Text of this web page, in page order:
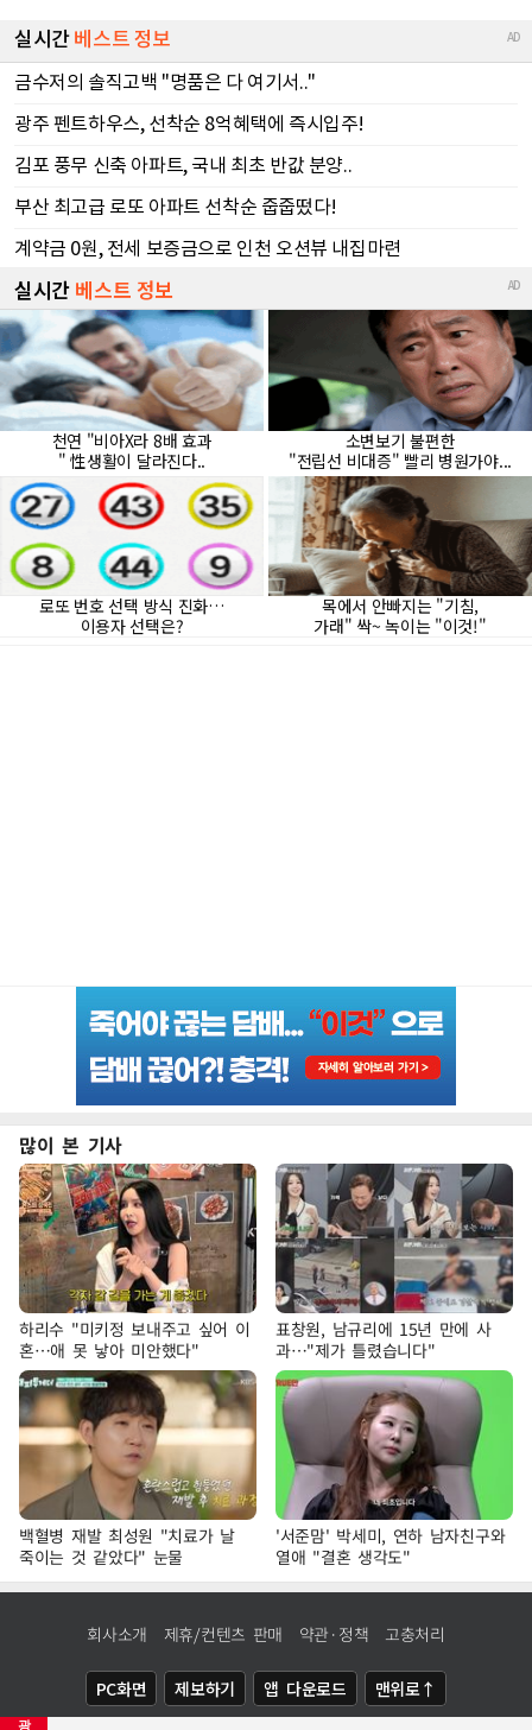
광
많이 본 기사
하리수 "미키정 보내주고 싶어 이
혼…애 못 낳아 미안했다"
표창원, 남규리에 15년 만에 사
과…"제가 틀렸습니다"
백혈병 재발 최성원 "치료가 날
죽이는 것 같았다" 눈물
'서준맘' 박세미, 연하 남자친구와
열애 "결혼 생각도"
회사소개 제휴/컨텐츠 판매 약관·정책 고충처리
PC화면 제보하기 앱 다운로드 맨위로↑